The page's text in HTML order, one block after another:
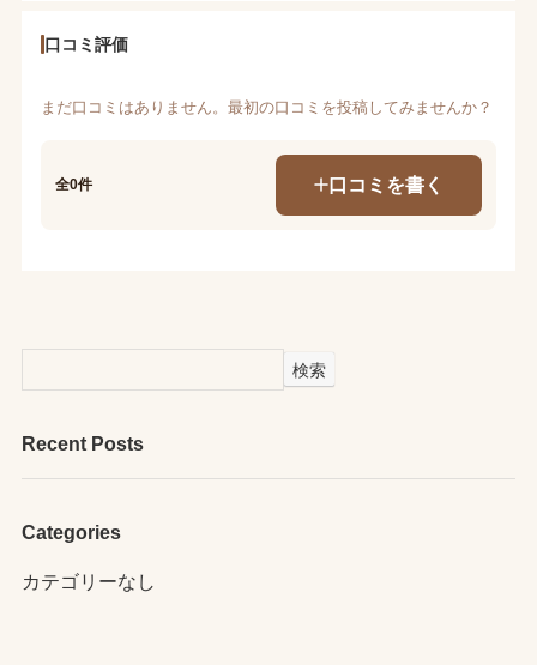
口コミ評価
まだ口コミはありません。最初の口コミを投稿してみませんか？
全0件 口コミを書く
検索
Recent Posts
Categories
カテゴリーなし